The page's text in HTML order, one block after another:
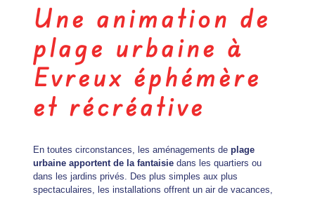
Une animation de
plage urbaine à
Evreux éphémère
et récréative
En toutes circonstances, les aménagements de plage
urbaine apportent de la fantaisiedans les quartiers ou
dans les jardins privés. Des plus simples aux plus
spectaculaires, les installations offrent un air de vacances,